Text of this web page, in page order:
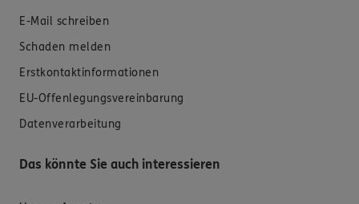
E-Mail schreiben
Schaden melden
Erstkontaktinformationen
EU-Offenlegungsvereinbarung
Datenverarbeitung
Das könnte Sie auch interessieren